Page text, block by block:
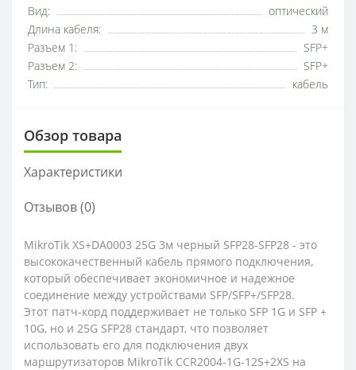
Вид:
оптический
Длина кабеля:
3 м
Разъем 1:
SFP+
Разъем 2:
SFP+
Тип:
кабель
Обзор товара
Характеристики
Отзывов (0)
MikroTik XS+DA0003 25G 3м черный SFP28-SFP28 - это
высококачественный кабель прямого подключения,
который обеспечивает экономичное и надежное
соединение между устройствами SFP/SFP+/SFP28.
Этот патч-корд поддерживает не только SFP 1G и SFP +
10G, но и 25G SFP28 стандарт, что позволяет
использовать его для подключения двух
маршрутизаторов MikroTik CCR2004-1G-12S+2XS на